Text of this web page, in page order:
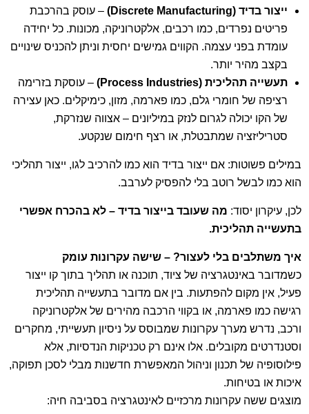
ייצור בדיד (Discrete Manufacturing)
– עוסק בהרכבת
פריטים נפרדים, כמו רכבים, אלקטרוניקה, מכונות. כל יחידה
עומדת בפני עצמה. הקווים גמישים יחסית וניתן להכניס שינויים
בקצב מהיר יותר.
תעשייה תהליכית (Process Industries)
– עוסקת בזרימה
רציפה של חומרי גלם, כמו פארמה, מזון, כימיקלים. כאן עצירה
של הקו יכולה לגרום לנזק במיליונים – אצווה שנזרקת,
סטריליזציה שמתבטלת, או רצף חימום שנקטע.
במילים פשוטות: אם ייצור בדיד הוא כמו להרכיב לגו, ייצור תהליכי
הוא כמו לבשל רוטב בלי להפסיק לערבב.
לכן, עיקרון יסוד: מה שעובד בייצור בדיד – לא בהכרח אפשרי
בתעשייה תהליכית.
איך משתלבים בלי לעצור? – שישה עקרונות עומק
כשמדובר באינטגרציה של ציוד, תוכנה או תהליך בתוך קו ייצור
פעיל, אין מקום להפתעות. בין אם מדובר בתעשייה תהליכית
רגישה כמו פארמה, או בקווי הרכבה מהירים של אלקטרוניקה
ורכב, נדרש מערך עקרונות שמבוסס על ניסיון תעשייתי, מחקרים
וסטנדרטים מקובלים. אלו אינם רק טכניקות הנדסיות, אלא
פילוסופיה של תכנון וניהול המאפשרת חדשנות מבלי לסכן תפוקה,
איכות או בטיחות.
מוצגים ששה עקרונות מרכזיים לאינטגרציה בסביבה חיה: